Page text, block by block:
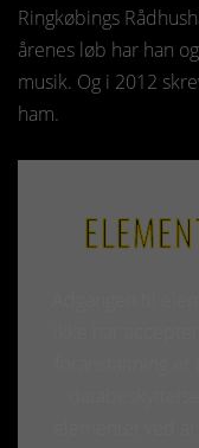
Ringkøbings
årenes løb har han
musik. Og i 2012
ham.